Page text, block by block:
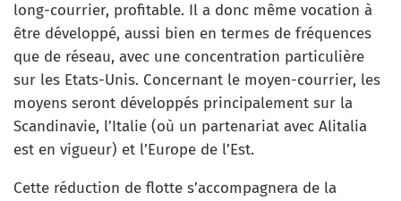
long-courrier, profitable. Il a donc même vocation à
être développé, aussi bien en termes de fréquences
que de réseau, avec une concentration particulière
sur les Etats-Unis. Concernant le moyen-courrier, les
moyens seront développés principalement sur la
Scandinavie, l’Italie (où un partenariat avec Alitalia
est en vigueur) et l’Europe de l’Est.
Cette réduction de flotte s’accompagnera de la